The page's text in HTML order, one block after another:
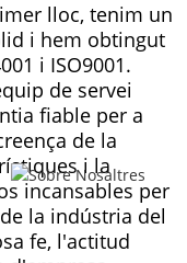
lloc, tenim un
i hem obtingut
i ISO9001.
de servei
fiable per a
de la
i la
incansables per
la indústria del
fe, l'actitud